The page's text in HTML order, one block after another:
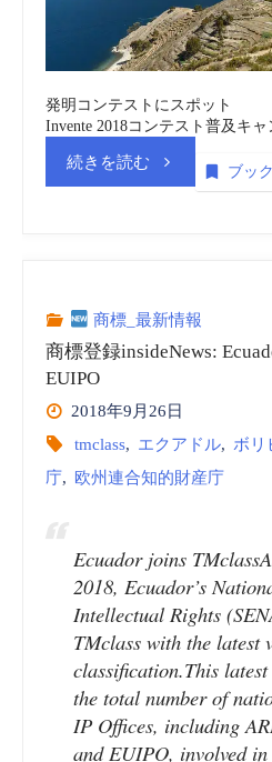
(SENAPI)
vol.5
画
発明コンテストにスポット
Invente 2018コンテスト普及キ
続きを読む“ボ
ア
知
的
国
家
公
務
ブッ
商標_最新情報
商標登録insideNews:
EUIPO
2018年9月26日
tmclass, エクアドル, ボリ
庁, 欧州連合知的財産庁
Ecuador joins
2018, Ecuador’s
Intellectual Rights
TMclass with the latest
classification.This
the total number of
IP Offices, including
and EUIPO, involved